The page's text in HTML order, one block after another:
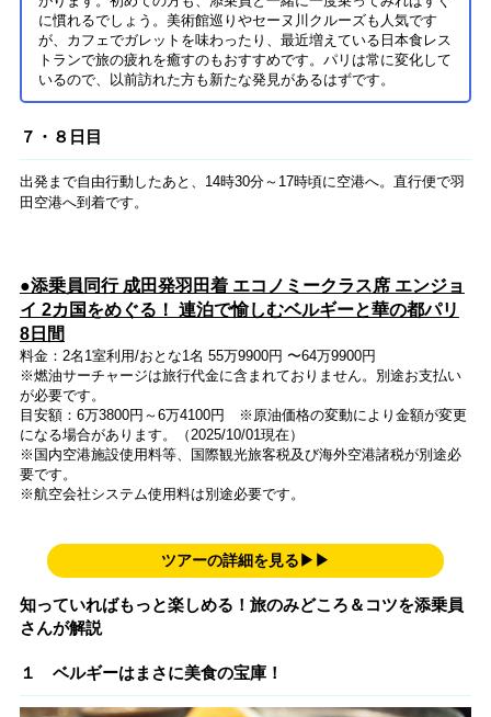
に慣れるでしょう。美術館巡りやセーヌ川クルーズも人気です
が、カフェでガレットを味わったり、最近増えている日本食レス
トランで旅の疲れを癒すのもおすすめです。パリは常に変化して
いるので、以前訪れた方も新たな発見があるはずです。
７・８日目
出発まで自由行動したあと、14時30分～17時頃に空港へ。直行便で羽
田空港へ到着です。
●添乗員同行 成田発羽田着 エコノミークラス席 エンジョ
イ 2カ国をめぐる！ 連泊で愉しむベルギーと華の都パリ
8日間
料金：2名1室利用/おとな1名 55万9900円 〜64万9900円
※燃油サーチャージは旅行代金に含まれておりません。別途お支払い
が必要です。
目安額：6万3800円～6万4100円 ※原油価格の変動により金額が変更
になる場合があります。（2025/10/01現在）
※国内空港施設使用料等、国際観光旅客税及び海外空港諸税が別途必
要です。
※航空会社システム使用料は別途必要です。
ツアーの詳細を見る▶▶
知っていればもっと楽しめる！旅のみどころ＆コツを添乗員
さんが解説
１ ベルギーはまさに美食の宝庫！